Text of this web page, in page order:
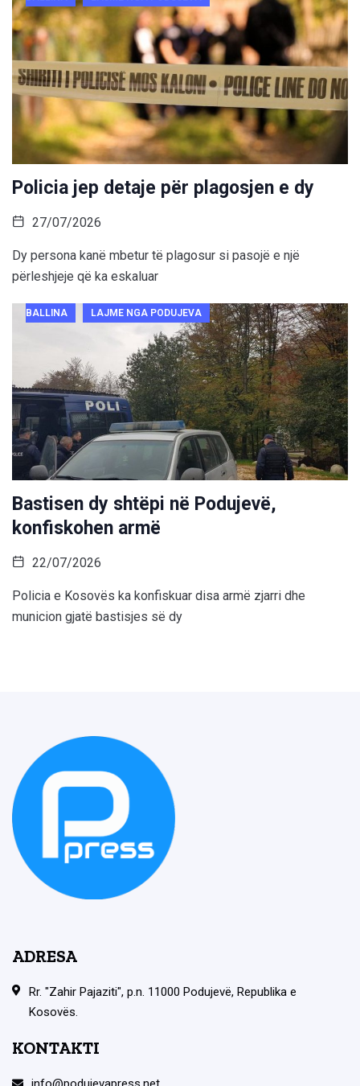
Policia jep detaje për plagosjen e dy
27/07/2026
Dy persona kanë mbetur të plagosur si pasojë e një
përleshjeje që ka eskaluar
BALLINA LAJME NGA PODUJEVA
Bastisen dy shtëpi në Podujevë,
konfiskohen armë
22/07/2026
Policia e Kosovës ka konfiskuar disa armë zjarri dhe
municion gjatë bastisjes së dy
ADRESA
Rr. "Zahir Pajaziti", p.n. 11000 Podujevë, Republika e
Kosovës.
KONTAKTI